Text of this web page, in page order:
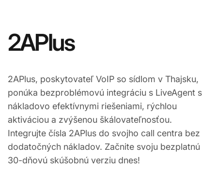
2APlus
2APlus, poskytovateľ VoIP so sídlom v Thajsku,
ponúka bezproblémovú integráciu s LiveAgent s
nákladovo efektívnymi riešeniami, rýchlou
aktiváciou a zvýšenou škálovateľnosťou.
Integrujte čísla 2APlus do svojho call centra bez
dodatočných nákladov. Začnite svoju bezplatnú
30-dňovú skúšobnú verziu dnes!